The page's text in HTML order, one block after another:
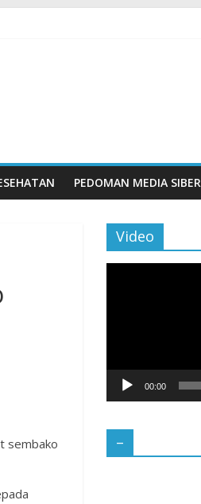
Kompetisi dan Aktivitas Seru
Tingkatkan Budaya
PEDOMAN MEDIA SIBER
sembako
Video
00:00
–